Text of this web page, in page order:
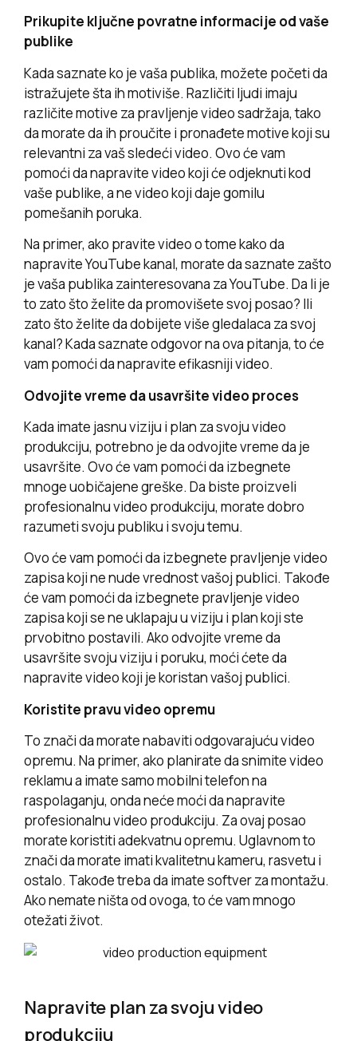
Prikupite ključne povratne informacije od vaše
publike
Kada saznate ko je vaša publika, možete početi da
istražujete šta ih motiviše. Različiti ljudi imaju
različite motive za pravljenje video sadržaja, tako
da morate da ih proučite i pronađete motive koji su
relevantni za vaš sledeći video. Ovo će vam
pomoći da napravite video koji će odjeknuti kod
vaše publike, a ne video koji daje gomilu
pomešanih poruka.
Na primer, ako pravite video o tome kako da
napravite YouTube kanal, morate da saznate zašto
je vaša publika zainteresovana za YouTube. Da li je
to zato što želite da promovišete svoj posao? Ili
zato što želite da dobijete više gledalaca za svoj
kanal? Kada saznate odgovor na ova pitanja, to će
vam pomoći da napravite efikasniji video.
Odvojite vreme da usavršite video proces
Kada imate jasnu viziju i plan za svoju video
produkciju, potrebno je da odvojite vreme da je
usavršite. Ovo će vam pomoći da izbegnete
mnoge uobičajene greške. Da biste proizveli
profesionalnu video produkciju, morate dobro
razumeti svoju publiku i svoju temu.
Ovo će vam pomoći da izbegnete pravljenje video
zapisa koji ne nude vrednost vašoj publici. Takođe
će vam pomoći da izbegnete pravljenje video
zapisa koji se ne uklapaju u viziju i plan koji ste
prvobitno postavili. Ako odvojite vreme da
usavršite svoju viziju i poruku, moći ćete da
napravite video koji je koristan vašoj publici.
Koristite pravu video opremu
To znači da morate nabaviti odgovarajuću video
opremu. Na primer, ako planirate da snimite video
reklamu a imate samo mobilni telefon na
raspolaganju, onda neće moći da napravite
profesionalnu video produkciju. Za ovaj posao
morate koristiti adekvatnu opremu. Uglavnom to
znači da morate imati kvalitetnu kameru, rasvetu i
ostalo. Takođe treba da imate softver za montažu.
Ako nemate ništa od ovoga, to će vam mnogo
otežati život.
Napravite plan za svoju video
produkciju